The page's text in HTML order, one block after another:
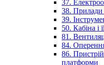
37.
38. Прилади
39.
50. Кабіна і
81.
84.
86.
платформи